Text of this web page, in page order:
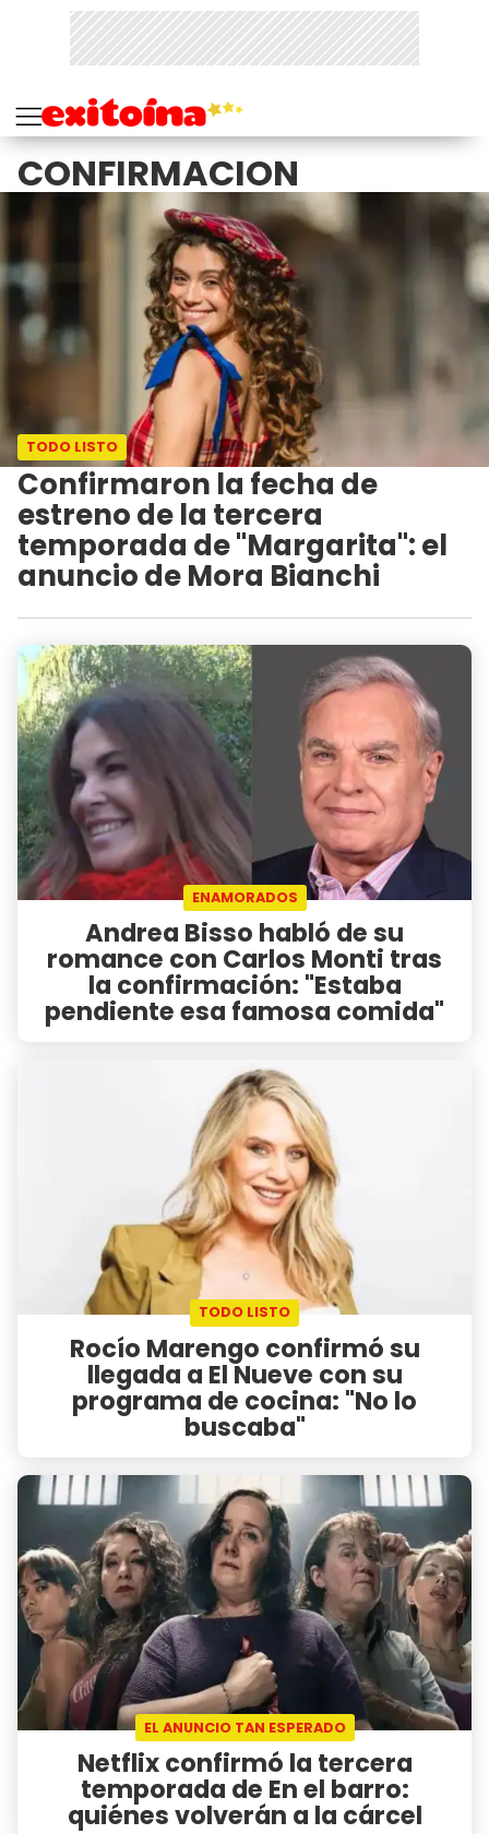
CONFIRMACION
TODO LISTO
Confirmaron la fecha de
estreno de la tercera
temporada de "Margarita": el
anuncio de Mora Bianchi
ENAMORADOS
Andrea Bisso habló de su
romance con Carlos Monti tras
la confirmación: "Estaba
pendiente esa famosa comida"
TODO LISTO
Rocío Marengo confirmó su
llegada a El Nueve con su
programa de cocina: "No lo
buscaba"
EL ANUNCIO TAN ESPERADO
Netflix confirmó la tercera
temporada de En el barro:
quiénes volverán a la cárcel